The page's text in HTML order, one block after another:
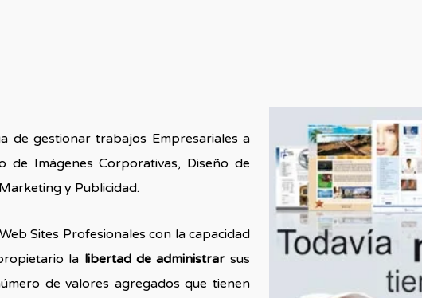
de gestionar trabajos Empresariales a
de Imágenes Corporativas, Diseño de
y Publicidad.
Sites Profesionales con la capacidad
la libertad de administrar sus
de valores agregados que tienen